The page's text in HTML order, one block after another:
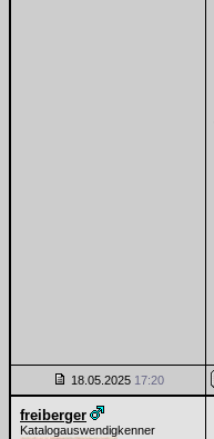
18.05.2025 17:20
freiberger
Katalogauswendigkenner